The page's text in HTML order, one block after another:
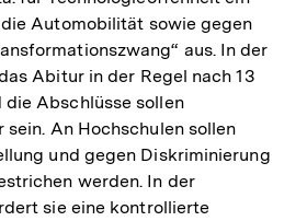
Automobilität sowie gegen
aus. In der
Abitur in der Regel nach 13
Abschlüsse sollen
An Hochschulen sollen
und gegen Diskriminierung
werden. In der
sie eine kontrollierte